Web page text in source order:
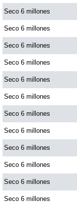
Saman de
Sinuano
Sinuano
Super
Seco 6 millones
Seco 6 millones
Seco 6 millones
Seco 6 millones
Seco 6 millones
Seco 6 millones
Seco 6 millones
Seco 6 millones
Seco 6 millones
Seco 6 millones
Seco 6 millones
Seco 6 millones